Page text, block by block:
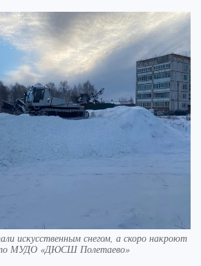
искусственным снегом, а скоро накроют
МУДО «ДЮСШ Полетаево»